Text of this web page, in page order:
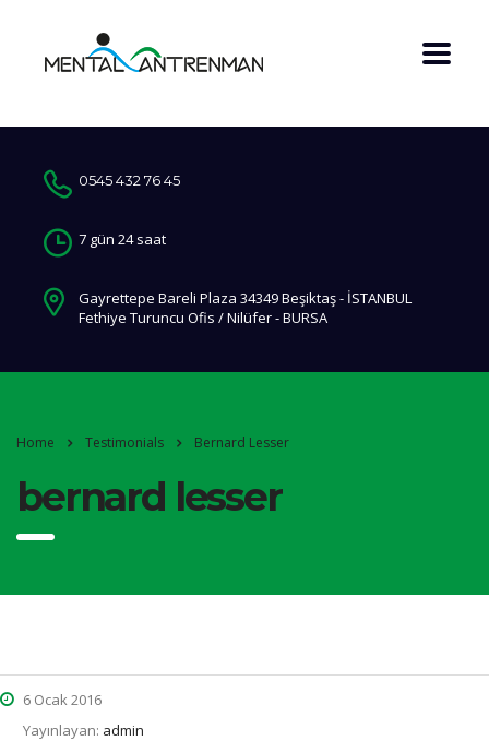
0545 432 76 45
7 gün 24 saat
Gayrettepe Bareli Plaza 34349 Beşiktaş - İSTANBUL
Fethiye Turuncu Ofis / Nilüfer - BURSA
Home Testimonials Bernard Lesser
bernard lesser
6 Ocak 2016
Yayınlayan: admin